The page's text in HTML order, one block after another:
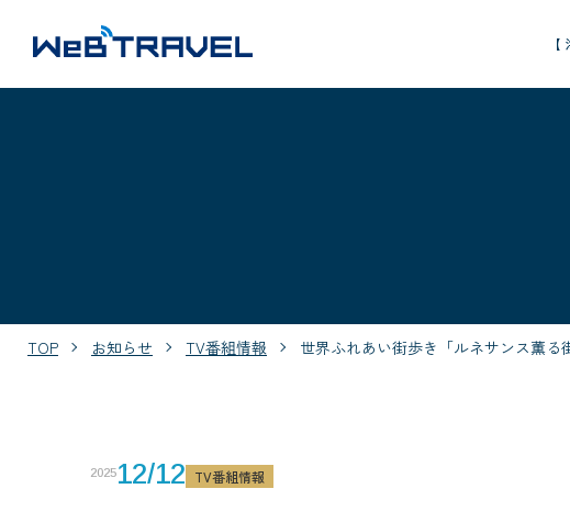
TOP お知らせ TV番組情報 世界ふれあい街歩き「ルネサンス薫
202512/12 TV番組情報